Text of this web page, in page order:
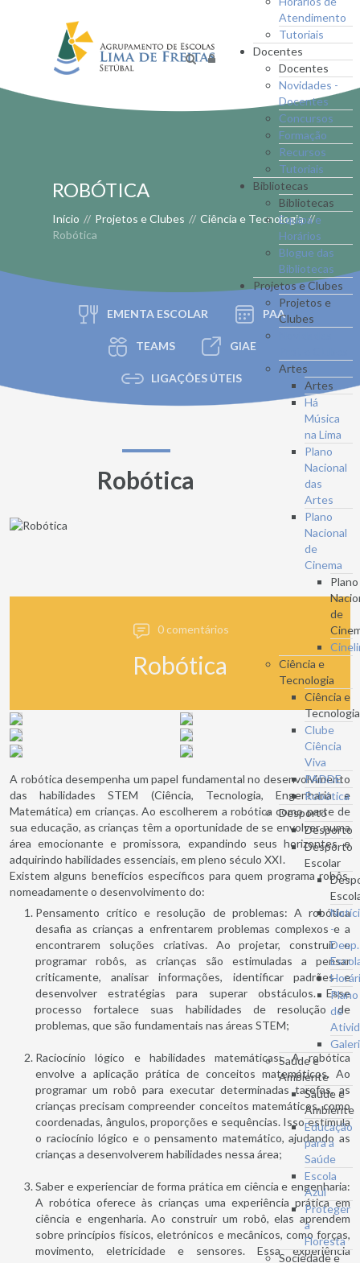
Atendimento
Tutoriais
Docentes
Docentes
Novidades -
Docentes
Concursos
Formação
Recursos
Tutoriais
Bibliotecas
Bibliotecas
Equipa e
Horários
Blogue das
Bibliotecas
Projetos e Clubes
Projetos e
Clubes
Artes
Artes
Há
Música
na Lima
Plano
Nacional
das
Artes
Plano
Nacional
de
Cinema
Plano
de
Ciência e
Tecnologia
Ciência e
Tecnologia
Clube
Ciência
Viva
PADDE
Robótica
Desporto
Desporto
Desporto
Escolar
-
Desp.
Plano
de
Saúde e
Ambiente
Saúde e
Ambiente
Educação
para a
Saúde
Escola
Azul
Proteger
a
Floresta
Sociedade e
ROBÓTICA
Início // Projetos e Clubes // Ciência e Tecnologia //
Robótica
EMENTA ESCOLAR PAA
TEAMS GIAE
LIGAÇÕES ÚTEIS
Robótica
0 comentários
Robótica
A robótica desempenha um papel fundamental no desenvolvimento
das habilidades STEM (Ciência, Tecnologia, Engenharia e
Matemática) em crianças. Ao escolherem a robótica como parte de
sua educação, as crianças têm a oportunidade de se envolver numa
área emocionante e promissora, expandindo seus horizontes e
adquirindo habilidades essenciais, em pleno século XXI.
Existem alguns benefícios específicos para quem programa robôs,
nomeadamente o desenvolvimento do:
Pensamento crítico e resolução de problemas: A robótica
desafia as crianças a enfrentarem problemas complexos e a
encontrarem soluções criativas. Ao projetar, construir e
programar robôs, as crianças são estimuladas a pensar
criticamente, analisar informações, identificar padrões e
desenvolver estratégias para superar obstáculos. Esse
processo fortalece suas habilidades de resolução de
problemas, que são fundamentais nas áreas STEM;
Raciocínio lógico e habilidades matemáticas: A robótica
envolve a aplicação prática de conceitos matemáticos. Ao
programar um robô para executar determinadas tarefas, as
crianças precisam compreender conceitos matemáticos, como
coordenadas, ângulos, proporções e sequências. Isso estimula
o raciocínio lógico e o pensamento matemático, ajudando as
crianças a desenvolverem habilidades nessa área;
Saber e experienciar de forma prática em ciência e engenharia:
A robótica oferece às crianças uma experiência prática em
ciência e engenharia. Ao construir um robô, elas aprendem
sobre princípios físicos, eletrónicos e mecânicos, como forças,
movimento, eletricidade e sensores. Essa experiência